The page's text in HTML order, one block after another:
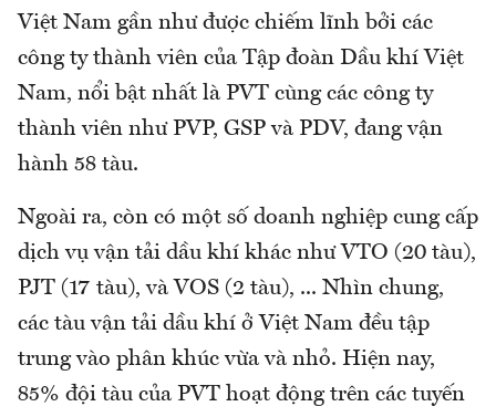
Việt Nam gần như được chiếm lĩnh bởi các
công ty thành viên của Tập đoàn Dầu khí Việt
Nam, nổi bật nhất là PVT cùng các công ty
thành viên như PVP, GSP và PDV, đang vận
hành 58 tàu.
Ngoài ra, còn có một số doanh nghiệp cung cấp
dịch vụ vận tải dầu khí khác như VTO (20 tàu),
PJT (17 tàu), và VOS (2 tàu), ... Nhìn chung,
các tàu vận tải dầu khí ở Việt Nam đều tập
trung vào phân khúc vừa và nhỏ. Hiện nay,
85% đội tàu của PVT hoạt động trên các tuyến